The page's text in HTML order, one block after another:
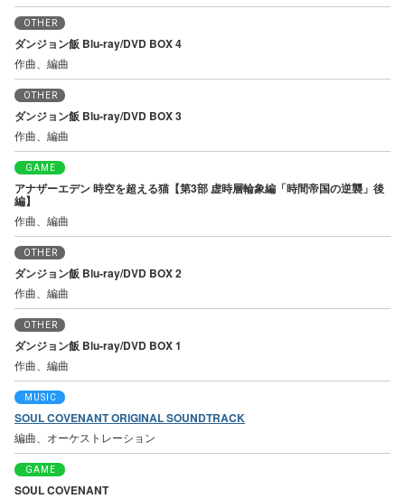
OTHER
ダンジョン飯 Blu-ray/DVD BOX 4
作曲、編曲
OTHER
ダンジョン飯 Blu-ray/DVD BOX 3
作曲、編曲
GAME
アナザーエデン 時空を超える猫【第3部 虚時層輪象編「時間帝国の逆襲」後
編】
作曲、編曲
OTHER
ダンジョン飯 Blu-ray/DVD BOX 2
作曲、編曲
OTHER
ダンジョン飯 Blu-ray/DVD BOX 1
作曲、編曲
MUSIC
SOUL COVENANT ORIGINAL SOUNDTRACK
編曲、オーケストレーション
GAME
SOUL COVENANT